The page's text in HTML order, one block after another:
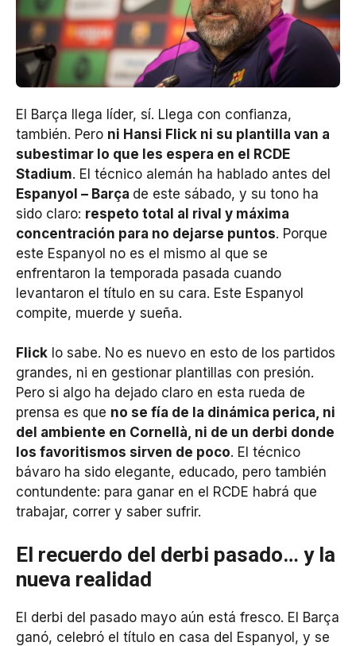
El Barça llega líder, sí. Llega con confianza,
también. Pero ni Hansi Flick ni su plantilla van a
subestimar lo que les espera en el RCDE
Stadium. El técnico alemán ha hablado antes del
Espanyol – Barça de este sábado, y su tono ha
sido claro: respeto total al rival y máxima
concentración para no dejarse puntos. Porque
este Espanyol no es el mismo al que se
enfrentaron la temporada pasada cuando
levantaron el título en su cara. Este Espanyol
compite, muerde y sueña.
Flick lo sabe. No es nuevo en esto de los partidos
grandes, ni en gestionar plantillas con presión.
Pero si algo ha dejado claro en esta rueda de
prensa es que no se fía de la dinámica perica, ni
del ambiente en Cornellà, ni de un derbi donde
los favoritismos sirven de poco. El técnico
bávaro ha sido elegante, educado, pero también
contundente: para ganar en el RCDE habrá que
trabajar, correr y saber sufrir.
El recuerdo del derbi pasado… y la
nueva realidad
El derbi del pasado mayo aún está fresco. El Barça
ganó, celebró el título en casa del Espanyol, y se